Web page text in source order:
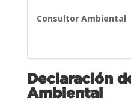
Consultor Ambiental
Declaración
Ambiental